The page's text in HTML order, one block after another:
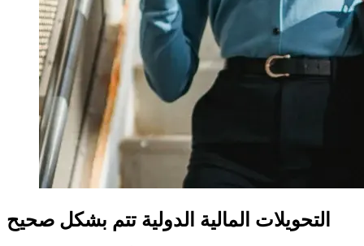
التحويلات المالية الدولية تتم بشكل صحيح